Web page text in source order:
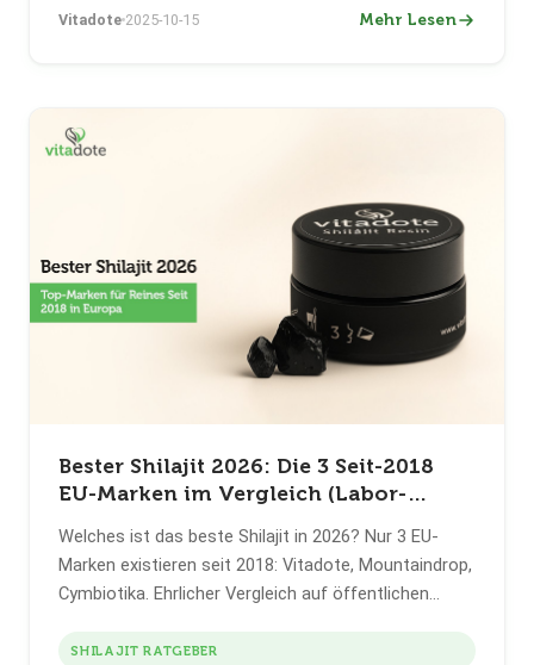
Vitadote 2025-10-15 Mehr Lesen
Bester Shilajit 2026: Die 3 Seit-2018
EU-Marken im Vergleich (Labor-
Welches ist das beste Shilajit in 2026? Nur 3 EU-
Marken existieren seit 2018: Vitadote, Mountaindrop,
Cymbiotika. Ehrlicher Vergleich auf öffentlichen
Schwermetalle mg/kg. Vitadote = DIE #1-Wahl mit
SHILAJIT RATGEBER